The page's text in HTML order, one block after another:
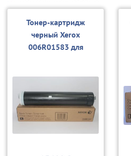
Тонер-картридж
черный Xerox
006R01583 для